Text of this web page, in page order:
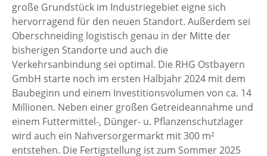
große Grundstück im Industriegebiet eigne sich
hervorragend für den neuen Standort. Außerdem sei
Oberschneiding logistisch genau in der Mitte der
bisherigen Standorte und auch die
Verkehrsanbindung sei optimal. Die RHG Ostbayern
GmbH starte noch im ersten Halbjahr 2024 mit dem
Baubeginn und einem Investitionsvolumen von ca. 14
Millionen. Neben einer großen Getreideannahme und
einem Futtermittel-, Dünger- u. Pflanzenschutzlager
wird auch ein Nahversorgermarkt mit 300 m²
entstehen. Die Fertigstellung ist zum Sommer 2025